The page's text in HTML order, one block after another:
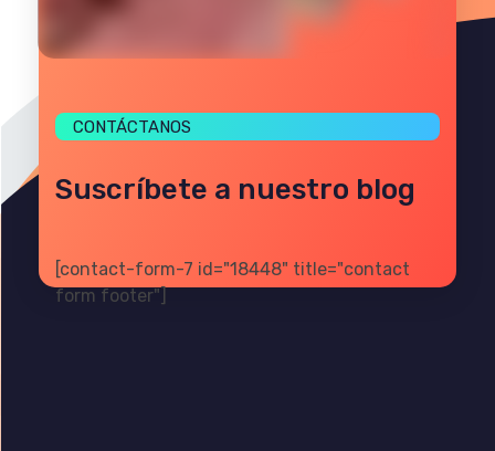
CONTÁCTANOS
Suscríbete a nuestro blog
[contact-form-7 id="18448" title="contact
form footer"]